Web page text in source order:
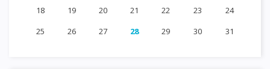
18
19 20 21 22 23
24
25
26 27 28 29 30 31